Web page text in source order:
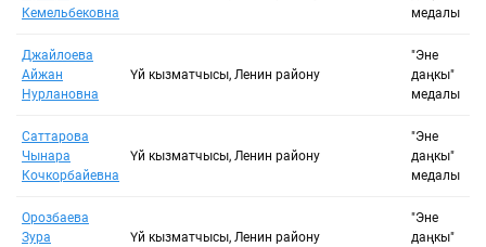
Сыйланып жаткан адамдын түрү:
Кемельбековна
медалы
Джайлоева
Айжан
Нурлановна
Үй кызматчысы, Ленин району
"Эне
даңкы"
медалы
Саттарова
Чынара
Кочкорбайевна
Үй кызматчысы, Ленин району
"Эне
даңкы"
медалы
Орозбаева
Зура
Үй кызматчысы, Ленин району
"Эне
даңкы"